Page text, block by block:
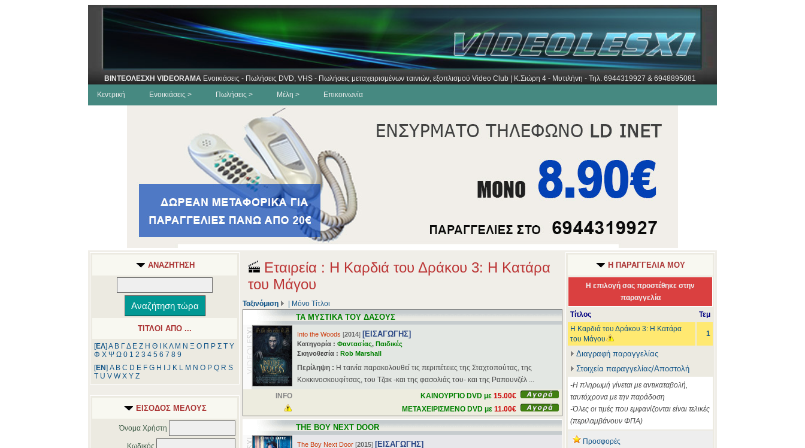
ΒΙΝΤΕΟΛΕΣΧΗ VIDEORAMA Ενοικιάσεις - Πωλήσεις DVD, VHS - Πωλήσεις μεταχειρισμένων ταινιών, εξοπλισμού Video Club | Κ.Σιώρη 4 - Μυτιλήνη - Τηλ. 6944319927 & 6948895081
Κεντρική
Ενοικιάσεις > Πωλήσεις > Μέλη > Επικοινωνία
ΑΝΑΖΗΤΗΣΗ
ΤΙΤΛΟΙ ΑΠΟ ...
[ΕΛ] Α Β ΓΔ Ε Ζ Η Θ ΚΛ Μ Ν Ξ Ο Π Ρ Σ Τ Υ
Φ Χ Ψ Ω 0 1 2 3 4 5 6 7 8 9
[ΕΝ] A B C D E F G H J K L M N O P Q R S
T U V W X Y Z
ΕΙΣΟΔΟΣ ΜΕΛΟΥΣ
Όνομα Χρήστη
Κωδικός
Εταιρεία : Η Καρδιά του Δράκου 3: Η Κατάρα
του Μάγου
Ταξινόμιση Μόνο Τίτλοι
ΤΑ ΜΥΣΤΙΚΑ ΤΟΥ ΔΑΣΟΥΣ
Into the Woods [2014] [ΕΙΣΑΓΩΓΗΣ]
Κατηγορία : Φαντασίας, Παιδικές
Σκηνοθεσία : Rob Marshall
Περίληψη : Η ταινία παρακολουθεί τις περιπέτειες της Σταχτοπούτας, της
Κοκκινοσκουφίτσας, του Τζακ -και της φασολιάς του- και της Ραπουνζέλ ...
INFO
ΚΑΙΝΟΥΡΓΙΟ DVD με 15.00€
ΜΕΤΑΧΕΙΡΙΣΜΕΝΟ DVD με 11.00€
THE BOY NEXT DOOR
The Boy Next Door [2015] [ΕΙΣΑΓΩΓΗΣ]
Η ΠΑΡΑΓΓΕΛΙΑ ΜΟΥ
Η επιλογή σας προστέθηκε στην
παραγγελία
Τίτλος
Τεμ
Η Καρδιά του Δράκου 3: Η Κατάρα
του Μάγου
1
Διαγραφή παραγγελίας
Στοιχεία παραγγελίας/Αποστολή
-Η πληρωμή γίνεται με αντικαταβολή,
ταυτόχρονα με την παράδοση
-Όλες οι τιμές που εμφανίζονται είναι τελικές
(περιλαμβάνουν ΦΠΑ)
Προσφορές